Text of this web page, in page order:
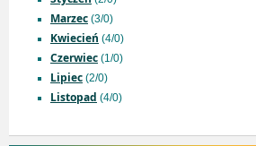
Marzec (3/0)
Kwiecień (4/0)
Czerwiec (1/0)
Lipiec (2/0)
Listopad (4/0)